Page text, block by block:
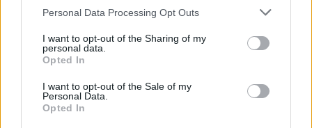
Personal Data Processing Opt Outs
I want to opt-out of the Sharing of my
personal data.
Opted In
I want to opt-out of the Sale of my
Personal Data.
Opted In
településeinket – Podcast